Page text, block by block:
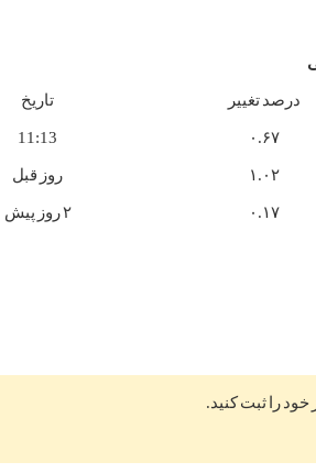
درصد تغییر تاریخ
۰.۶۷ 11:13
۱.۰۲ روز قبل
۰.۱۷ ۲ روز پیش
خود را ثبت کنید.